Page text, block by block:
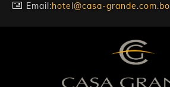
Email:hotel@casa-grande.com.bo